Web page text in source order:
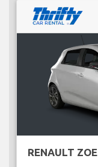
RENAULT ZOE